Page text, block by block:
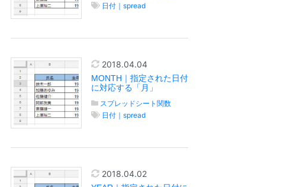
日付｜spread
2018.04.04
MONTH｜指定された日付
に対応する「月」
スプレッドシート関数
日付｜spread
2018.04.02